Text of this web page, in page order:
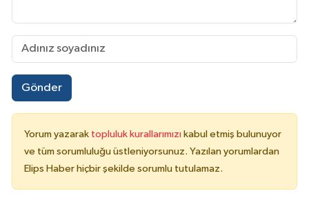
Gönder
Yorum yazarak topluluk kurallarımızı kabul etmiş bulunuyor
ve tüm sorumluluğu üstleniyorsunuz. Yazılan yorumlardan
Elips Haber hiçbir şekilde sorumlu tutulamaz.